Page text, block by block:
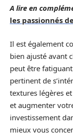
A lire en
les passionnés
Il est également
bien ajusté avant
peut être
pertinent de
textures légères
et augmenter
investissement
mieux vous